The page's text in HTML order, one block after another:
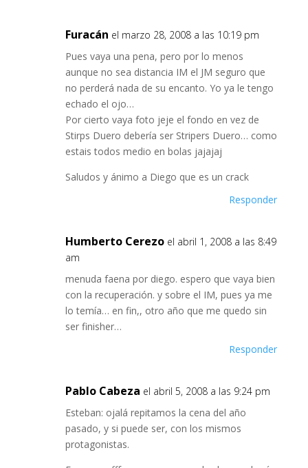
Furacán el marzo 28, 2008 a las 10:19 pm
Pues vaya una pena, pero por lo menos
aunque no sea distancia IM el JM seguro que
no perderá nada de su encanto. Yo ya le tengo
echado el ojo…
Por cierto vaya foto jeje el fondo en vez de
Stirps Duero debería ser Stripers Duero… como
estais todos medio en bolas jajajaj
Saludos y ánimo a Diego que es un crack
Responder
Humberto Cerezo el abril 1, 2008 a las 8:49
am
menuda faena por diego. espero que vaya bien
con la recuperación. y sobre el IM, pues ya me
lo temía… en fin,, otro año que me quedo sin
ser finisher…
Responder
Pablo Cabeza el abril 5, 2008 a las 9:24 pm
Esteban: ojalá repitamos la cena del año
pasado, y si puede ser, con los mismos
protagonistas.